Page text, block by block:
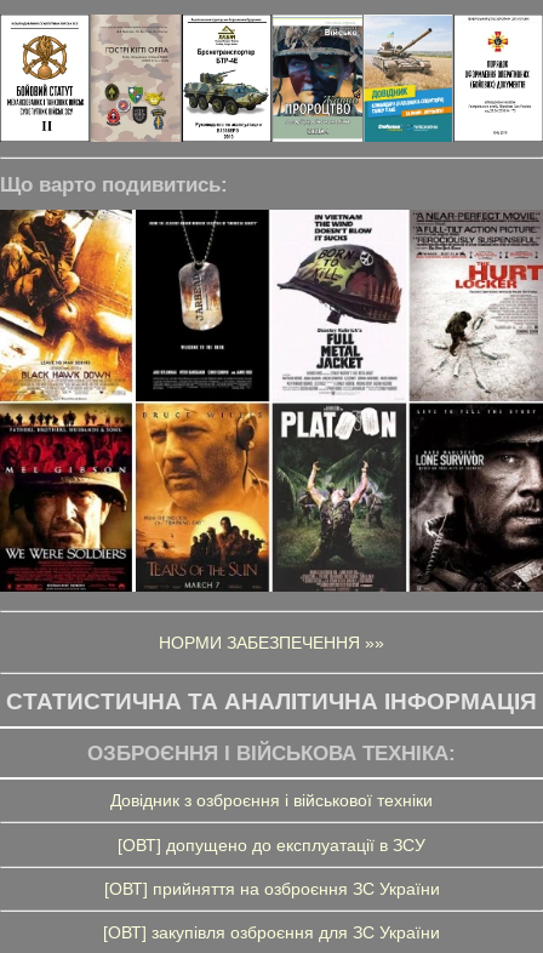
Що варто подивитись:
НОРМИ ЗАБЕЗПЕЧЕННЯ »»
СТАТИСТИЧНА ТА АНАЛІТИЧНА ІНФОРМАЦІЯ
ОЗБРОЄННЯ І ВІЙСЬКОВА ТЕХНІКА:
Довідник з озброєння і військової техніки
[ОВТ] допущено до експлуатації в ЗСУ
[ОВТ] прийняття на озброєння ЗС України
[ОВТ] закупівля озброєння для ЗС України